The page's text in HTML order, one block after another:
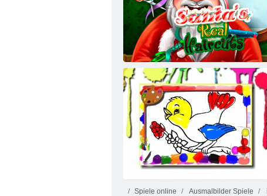
Santas Echthaarschnitte
Spiele online Ausmalbilder Spiele